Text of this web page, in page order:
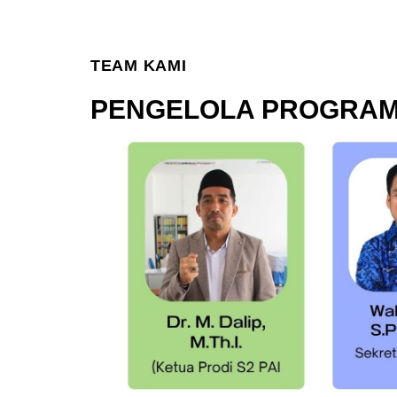
TEAM KAMI
PENGELOLA